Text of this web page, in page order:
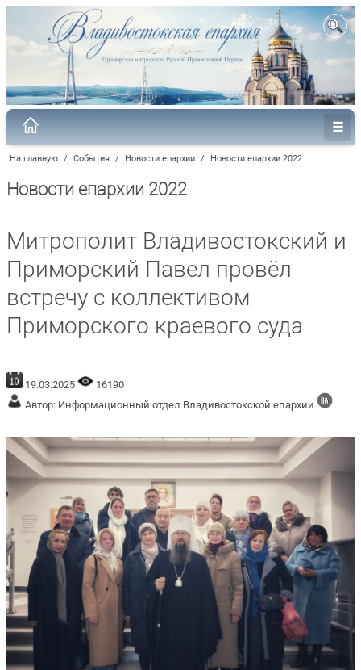
На главную / События / Новости епархии / Новости епархии 2022
Новости епархии 2022
Митрополит Владивостокский и
Приморский Павел провёл
встречу с коллективом
Приморского краевого суда
19.03.2025
16190
Автор: Информационный отдел Владивостокской епархии